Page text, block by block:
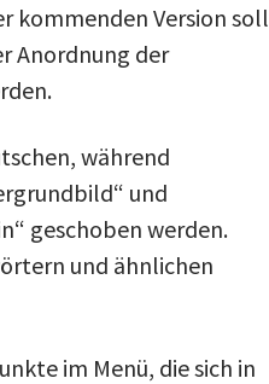
kommenden Version soll
Anordnung der
während
und
geschoben werden.
und ähnlichen
im Menü, die sich in